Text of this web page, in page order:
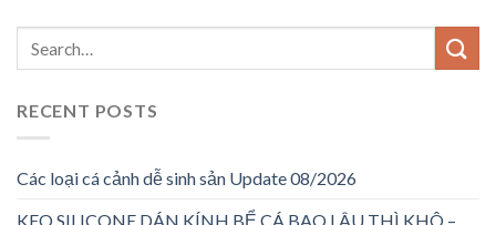
RECENT POSTS
Các loại cá cảnh dễ sinh sản Update 08/2026
KEO SILICONE DÁN KÍNH BỂ CÁ BAO LÂU THÌ KHÔ –